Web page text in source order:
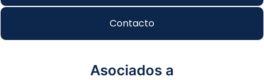
Contacto
Asociados a